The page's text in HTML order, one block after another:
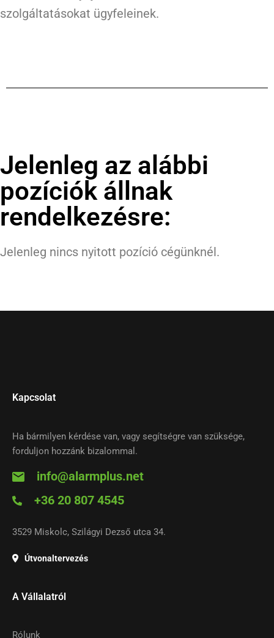
szolgáltatásokat ügyfeleinek.
Jelenleg az alábbi
pozíciók állnak
rendelkezésre:
Jelenleg nincs nyitott pozíció cégünknél.
Kapcsolat
Ha bármilyen kérdése van, vagy segítségre van szüksége,
forduljon hozzánk bizalommal.
info@alarmplus.net
+36 20 807 4545
3529 Miskolc, Szilágyi Dezső utca 34.
Útvonaltervezés
A Vállalatról
Rólunk